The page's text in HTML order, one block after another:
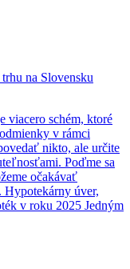
na Slovensku
viacero schém, ktoré
v rámci
nikto, ale určite
Poďme sa
očakávať
úver,
v roku 2025 Jedným